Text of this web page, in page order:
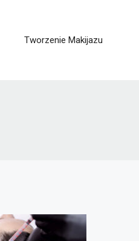
Tworzenie Makijazu